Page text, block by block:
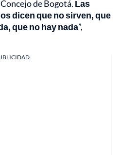
de Bogotá. Las
dicen que no sirven, que
que no hay nada”,